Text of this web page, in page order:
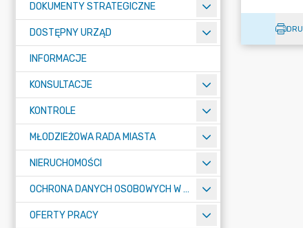
DOKUMENTY STRATEGICZNE
DOSTĘPNY URZĄD
INFORMACJE
KONSULTACJE
KONTROLE
MŁODZIEŻOWA RADA MIASTA
NIERUCHOMOŚCI
OCHRONA DANYCH OSOBOWYCH W URZĘDZIE MIASTA ŻORY - RODO
OFERTY PRACY